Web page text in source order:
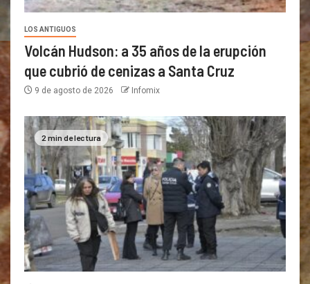
LOS ANTIGUOS
Volcán Hudson: a 35 años de la erupción
que cubrió de cenizas a Santa Cruz
9 de agosto de 2026 Infomix
2 min de lectura